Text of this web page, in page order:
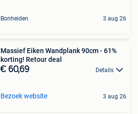
Bonheiden 3 aug 26
Massief Eiken Wandplank 90cm - 61%
korting! Retour deal
€ 60,69 Details
Bezoek website 3 aug 26